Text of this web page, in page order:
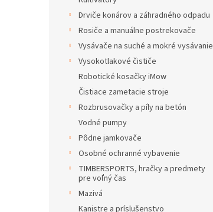
Drviče konárov a záhradného odpadu
Rosiče a manuálne postrekovače
Vysávače na suché a mokré vysávanie
Vysokotlakové čističe
Robotické kosačky iMow
Čistiace zametacie stroje
Rozbrusovačky a píly na betón
Vodné pumpy
Pôdne jamkovače
Osobné ochranné vybavenie
TIMBERSPORTS, hračky a predmety
pre voľný čas
Mazivá
Kanistre a príslušenstvo